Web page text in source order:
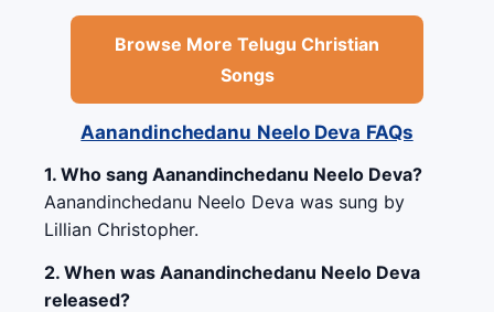
Browse More Telugu Christian
Songs
Aanandinchedanu Neelo Deva FAQs
1. Who sang Aanandinchedanu Neelo Deva?
Aanandinchedanu Neelo Deva was sung by
Lillian Christopher.
2. When was Aanandinchedanu Neelo Deva
released?